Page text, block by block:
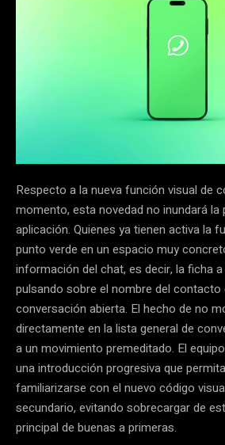
Respecto a la nueva función visual de
momento, esta novedad no inundará la
aplicación. Quienes ya tienen activa la
punto verde en un espacio muy
información del chat, es decir, la ficha
pulsando sobre el nombre del contacto
conversación abierta. El hecho de no
directamente en la lista general de
a un movimiento premeditado. El
una introducción progresiva que
familiarizarse con el nuevo código
secundario, evitando sobrecargar de
principal de buenas a primeras.